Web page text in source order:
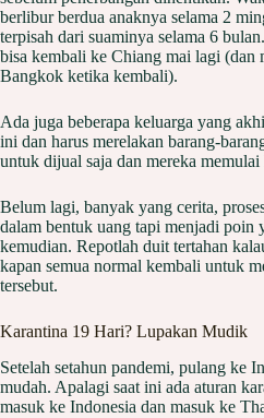
berlibur berdua anaknya selama 2
terpisah dari suaminya selama 6
bisa kembali ke Chiang mai lagi (dan
Bangkok ketika kembali).
Ada juga beberapa keluarga yang
ini dan harus merelakan barang-
untuk dijual saja dan mereka
Belum lagi, banyak yang cerita,
dalam bentuk uang tapi menjadi poin
kemudian. Repotlah duit tertahan
kapan semua normal kembali untuk
tersebut.
Karantina 19 Hari? Lupakan Mudik
Setelah setahun pandemi, pulang ke
mudah. Apalagi saat ini ada aturan
masuk ke Indonesia dan masuk ke